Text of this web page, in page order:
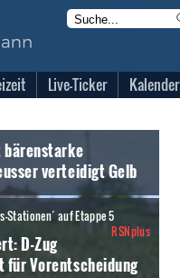
Live-Ticker Kalender
verteidigt Gelb
Stationen´ auf Etappe 5
RSNplus
D-Zug
für Vorentscheidung